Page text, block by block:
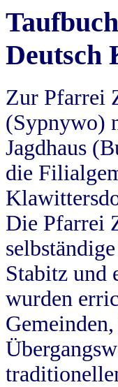
Deutsch
Zur Pfarrei
(Sypnywo)
Jagdhaus
die
Die Pfarrei
Stabitz und
wurden